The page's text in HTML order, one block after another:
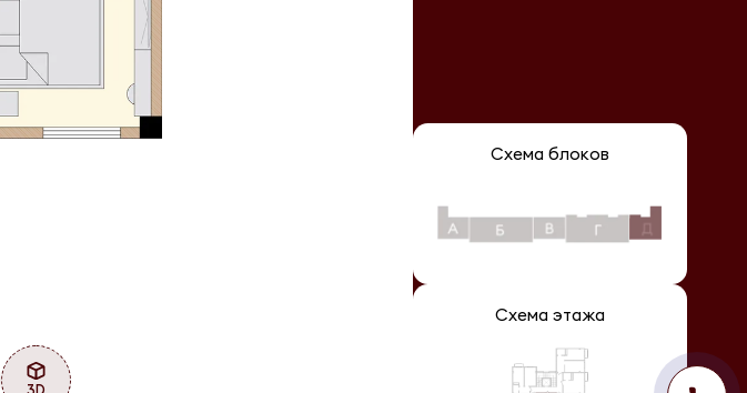
3D
Схема блоков
Схема этажа